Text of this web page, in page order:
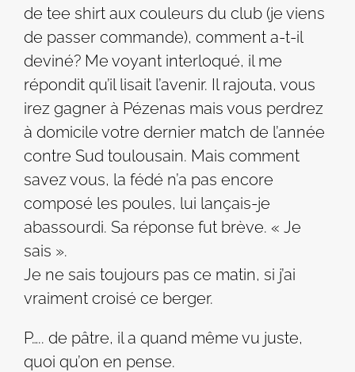
de tee shirt aux couleurs du club (je viens
de passer commande), comment a-t-il
deviné? Me voyant interloqué, il me
répondit qu’il lisait l’avenir. Il rajouta, vous
irez gagner à Pézenas mais vous perdrez
à domicile votre dernier match de l’année
contre Sud toulousain. Mais comment
savez vous, la fédé n’a pas encore
composé les poules, lui lançais-je
abassourdi. Sa réponse fut brève. « Je
sais ».
Je ne sais toujours pas ce matin, si j’ai
vraiment croisé ce berger.
P….. de pâtre, il a quand même vu juste,
quoi qu’on en pense.